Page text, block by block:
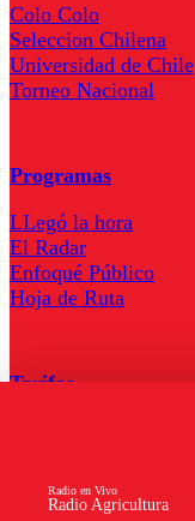
Radio Agricultura
Radio en Vivo
Colo Colo
Seleccion Chilena
Universidad de Chile
Torneo Nacional
Programas
LLegó la hora
El Radar
Enfoqué Público
Hoja de Ruta
Tarifas